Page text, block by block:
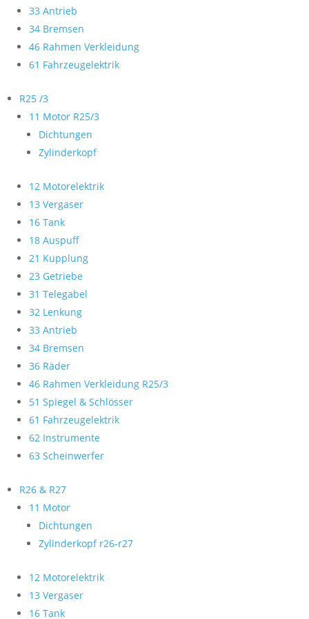
33 Antrieb
34 Bremsen
46 Rahmen Verkleidung
61 Fahrzeugelektrik
R25 /3
11 Motor R25/3
Dichtungen
Zylinderkopf
12 Motorelektrik
13 Vergaser
16 Tank
18 Auspuff
21 Kupplung
23 Getriebe
31 Telegabel
32 Lenkung
33 Antrieb
34 Bremsen
36 Räder
46 Rahmen Verkleidung R25/3
51 Spiegel & Schlösser
61 Fahrzeugelektrik
62 Instrumente
63 Scheinwerfer
R26 & R27
11 Motor
Dichtungen
Zylinderkopf r26-r27
12 Motorelektrik
13 Vergaser
16 Tank